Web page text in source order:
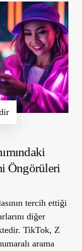
Öngörüleri
tercih ettiği
diğer
TikTok, Z
arama